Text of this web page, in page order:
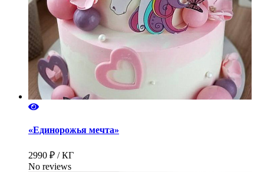
«Единорожья мечта»
2990 ₽ / КГ
No reviews